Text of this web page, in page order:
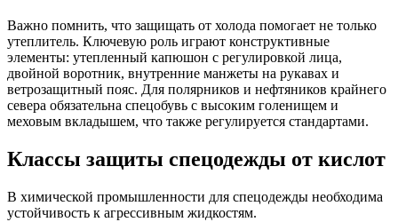
Важно помнить, что защищать от холода помогает не только
утеплитель. Ключевую роль играют конструктивные
элементы: утепленный капюшон с регулировкой лица,
двойной воротник, внутренние манжеты на рукавах и
ветрозащитный пояс. Для полярников и нефтяников крайнего
севера обязательна спецобувь с высоким голенищем и
меховым вкладышем, что также регулируется стандартами.
Классы защиты спецодежды от кислот
В химической промышленности для спецодежды необходима
устойчивость к агрессивным жидкостям.